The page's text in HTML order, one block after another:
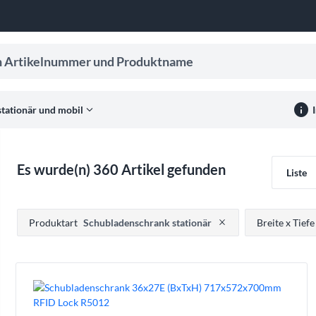
und Produktname
und mobil expand_more info
Es wurde(n) 360 Artikel gefunden Liste
Drücken, um Filteroption zu entfernen
Produktart Schubladenschrank stationär Breite x